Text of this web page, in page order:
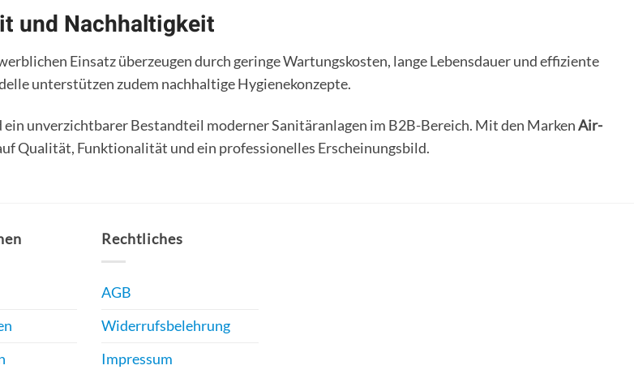
und Nachhaltigkeit
Einsatz überzeugen durch geringe Wartungskosten, lange Lebensdauer und effiziente
unterstützen zudem nachhaltige Hygienekonzepte.
unverzichtbarer Bestandteil moderner Sanitäranlagen im B2B-Bereich. Mit den MarkenAir-
Qualität, Funktionalität und ein professionelles Erscheinungsbild.
Rechtliches
AGB
Widerrufsbelehrung
Impressum